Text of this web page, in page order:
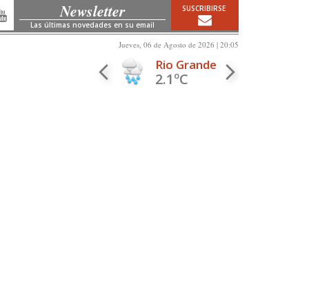
Newsletter
Las últimas novedades en su email
SUSCRIBIRSE
Jueves, 06 de Agosto de 2026 | 20:05
Rio Grande
2.1ºC